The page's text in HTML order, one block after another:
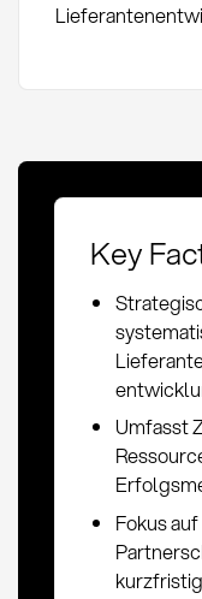
Key
Umfasst
Fokus